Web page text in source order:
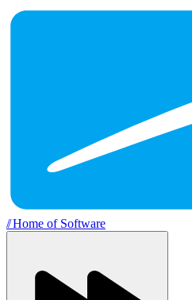
//Home of Software